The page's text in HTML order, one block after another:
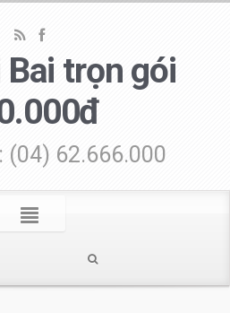
Bai trọn gói
(04) 62.666.000